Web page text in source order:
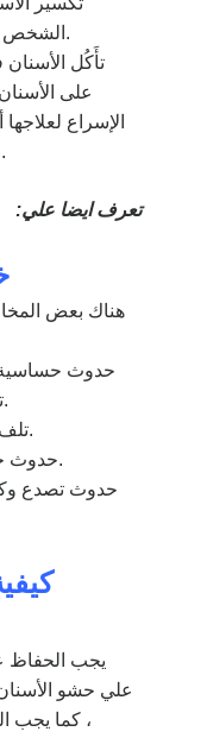
الشخص بعدم الثقة بالنفس والخجل.
تأَكُل الأسنان
على
الإسراع
فيجب القيام بحشو الأسنان.
تعرف ايضا علي:
هناك بعض
حدوث حساسية
تظهر كطفح جلدي أو سعال.
تلف العصب أثناء وضع الحشوة.
حدوث حساسية وإلتهابات في اللثة.
حدوث تصدع
يجب الحفاظ
علي حشو
، كما يجب